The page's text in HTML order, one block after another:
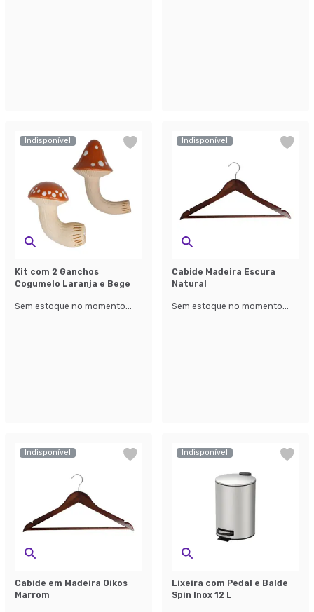
Indisponível
Kit com 2 Ganchos
Cogumelo Laranja e Bege
Sem estoque no momento...
Indisponível
Cabide Madeira Escura
Natural
Sem estoque no momento...
Indisponível
Cabide em Madeira Oikos
Marrom
Indisponível
Lixeira com Pedal e Balde
Spin Inox 12 L